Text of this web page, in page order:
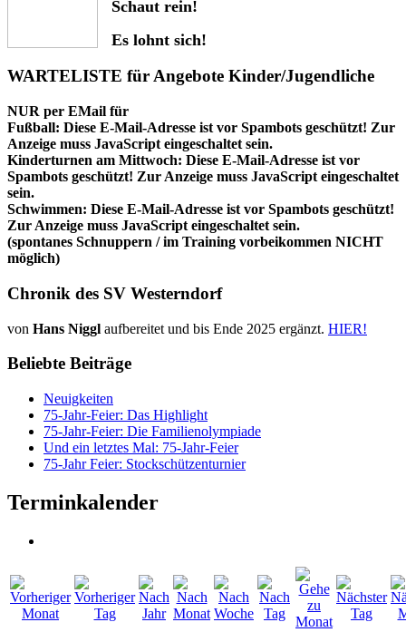
Schaut rein!
Es lohnt sich!
WARTELISTE für Angebote Kinder/Jugendliche
NUR per EMail für
Fußball: Diese E-Mail-Adresse ist vor Spambots geschützt! Zur
Anzeige muss JavaScript eingeschaltet sein.
Kinderturnen am Mittwoch: Diese E-Mail-Adresse ist vor
Spambots geschützt! Zur Anzeige muss JavaScript eingeschaltet
sein.
Schwimmen: Diese E-Mail-Adresse ist vor Spambots geschützt!
Zur Anzeige muss JavaScript eingeschaltet sein.
(spontanes Schnuppern / im Training vorbeikommen NICHT
möglich)
Chronik des SV Westerndorf
von Hans Niggl aufbereitet und bis Ende 2025 ergänzt. HIER!
Beliebte Beiträge
Neuigkeiten
75-Jahr-Feier: Das Highlight
75-Jahr-Feier: Die Familienolympiade
Und ein letztes Mal: 75-Jahr-Feier
75-Jahr Feier: Stockschützenturnier
Terminkalender